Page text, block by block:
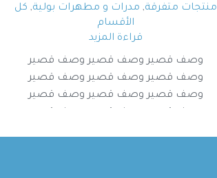
منتجات متفرقة, مدرات و مطهرات بولية, كل
الأقسام
قراءة المزيد
وصف قصير وصف قصير وصف قصير
وصف قصير وصف قصير وصف قصير
وصف قصير وصف قصير وصف قصير